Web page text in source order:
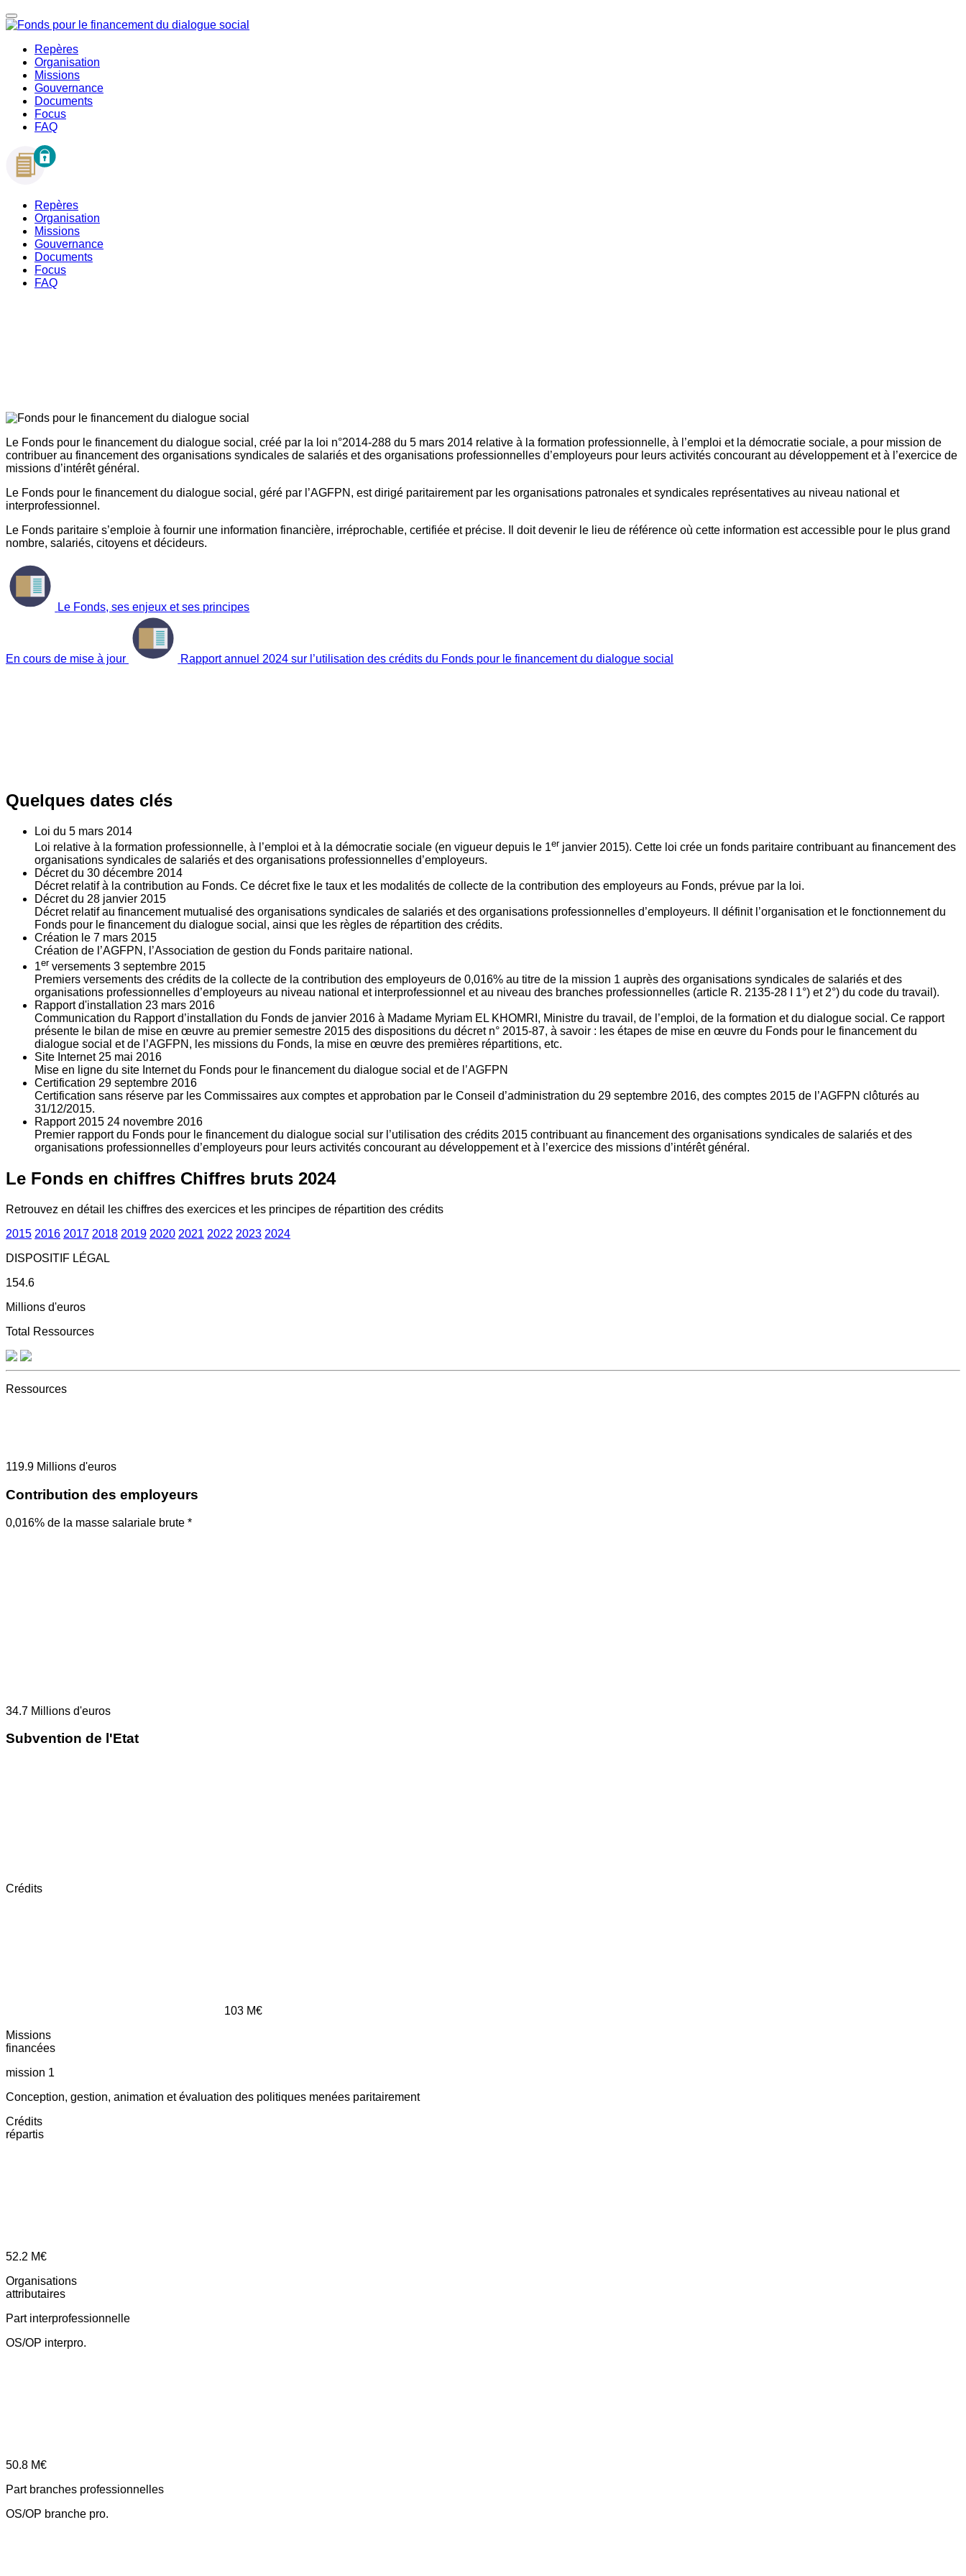
Repères
Organisation
Missions
Gouvernance
Documents
Focus
FAQ
Repères
Organisation
Missions
Gouvernance
Documents
Focus
FAQ
Le Fonds pour le financement du dialogue social, créé par la loi n°2014-288 du 5 mars 2014 relative à la formation professionnelle, à l’emploi et la démocratie sociale, a pour mission de
contribuer au financement des organisations syndicales de salariés et des organisations professionnelles d’employeurs pour leurs activités concourant au développement et à l’exercice de
missions d’intérêt général.
Le Fonds pour le financement du dialogue social, géré par l’AGFPN, est dirigé paritairement par les organisations patronales et syndicales représentatives au niveau national et
interprofessionnel.
Le Fonds paritaire s’emploie à fournir une information financière, irréprochable, certifiée et précise. Il doit devenir le lieu de référence où cette information est accessible pour le plus grand
nombre, salariés, citoyens et décideurs.
Le Fonds, ses enjeux et ses principes
En cours de mise à jour Rapport annuel 2024 sur l’utilisation des crédits du Fonds pour le financement du dialogue social
Quelques dates clés
Loi du 5 mars 2014
Loi relative à la formation professionnelle, à l’emploi et à la démocratie sociale (en vigueur depuis le 1er janvier 2015). Cette loi crée un fonds paritaire contribuant au financement des
organisations syndicales de salariés et des organisations professionnelles d’employeurs.
Décret du 30 décembre 2014
Décret relatif à la contribution au Fonds. Ce décret fixe le taux et les modalités de collecte de la contribution des employeurs au Fonds, prévue par la loi.
Décret du 28 janvier 2015
Décret relatif au financement mutualisé des organisations syndicales de salariés et des organisations professionnelles d’employeurs. Il définit l’organisation et le fonctionnement du
Fonds pour le financement du dialogue social, ainsi que les règles de répartition des crédits.
Création le 7 mars 2015
Création de l’AGFPN, l’Association de gestion du Fonds paritaire national.
1er versements 3 septembre 2015
Premiers versements des crédits de la collecte de la contribution des employeurs de 0,016% au titre de la mission 1 auprès des organisations syndicales de salariés et des
organisations professionnelles d’employeurs au niveau national et interprofessionnel et au niveau des branches professionnelles (article R. 2135‐28 I 1°) et 2°) du code du travail).
Rapport d'installation 23 mars 2016
Communication du Rapport d’installation du Fonds de janvier 2016 à Madame Myriam EL KHOMRI, Ministre du travail, de l’emploi, de la formation et du dialogue social. Ce rapport
présente le bilan de mise en œuvre au premier semestre 2015 des dispositions du décret n° 2015-87, à savoir : les étapes de mise en œuvre du Fonds pour le financement du
dialogue social et de l’AGFPN, les missions du Fonds, la mise en œuvre des premières répartitions, etc.
Site Internet 25 mai 2016
Mise en ligne du site Internet du Fonds pour le financement du dialogue social et de l’AGFPN
Certification 29 septembre 2016
Certification sans réserve par les Commissaires aux comptes et approbation par le Conseil d’administration du 29 septembre 2016, des comptes 2015 de l’AGFPN clôturés au
31/12/2015.
Rapport 2015 24 novembre 2016
Premier rapport du Fonds pour le financement du dialogue social sur l’utilisation des crédits 2015 contribuant au financement des organisations syndicales de salariés et des
organisations professionnelles d’employeurs pour leurs activités concourant au développement et à l’exercice des missions d’intérêt général.
Le Fonds en chiffres Chiffres bruts 2024
Retrouvez en détail les chiffres des exercices et les principes de répartition des crédits
2015 2016 2017 2018 2019 2020 2021 2022 2023 2024
DISPOSITIF LÉGAL
154.6
Millions d'euros
Total Ressources
Ressources
119.9 Millions d'euros
Contribution des employeurs
0,016% de la masse salariale brute *
34.7 Millions d'euros
Subvention de l'Etat
Crédits
103 M€
Missions
financées
mission 1
Conception, gestion, animation et évaluation des politiques menées paritairement
Crédits
répartis
52.2 M€
Organisations
attributaires
Part interprofessionnelle
OS/OP interpro.
50.8 M€
Part branches professionnelles
OS/OP branche pro.